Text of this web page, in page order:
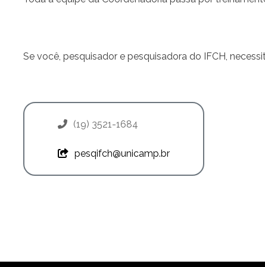
Se você, pesquisador e pesquisadora do IFCH,
(19) 3521-1684
pesqifch@unicamp.br